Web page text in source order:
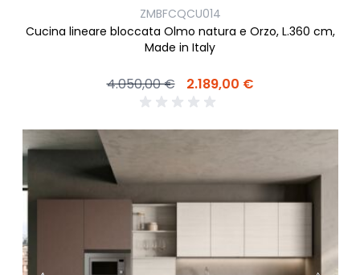
ZMBFCQCU014
Cucina lineare bloccata Olmo natura e Orzo, L.360 cm,
Made in Italy
4.050,00 € 2.189,00 €